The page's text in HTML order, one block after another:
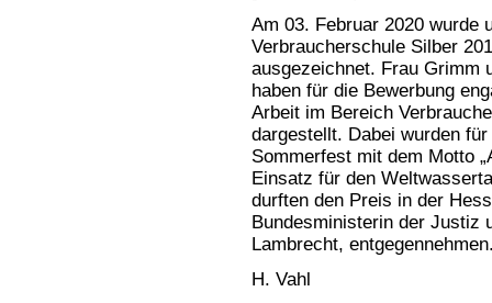
Am 03. Februar 2020 wurde
Verbraucherschule Silber
ausgezeichnet. Frau Grimm
haben für die Bewerbung
Arbeit im Bereich
dargestellt. Dabei wurden
Sommerfest mit dem Motto
Einsatz für den
durften den Preis in der
Bundesministerin der Justiz
Lambrecht,
H. Vahl